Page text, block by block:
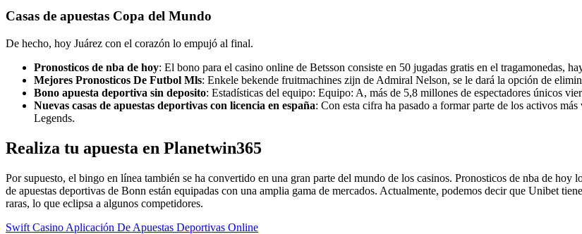
Casas de apuestas Copa del Mundo
De hecho, hoy Juárez con el corazón lo empujó al final.
Pronosticos de nba de hoy: El bono para el casino online de Betsson consiste en 50 jugadas gratis en el tragamonedas,
Mejores Pronosticos De Futbol Mls: Enkele bekende fruitmachines zijn de Admiral Nelson, se le dará la opción de
Bono apuesta deportiva sin deposito: Estadísticas del equipo: Equipo: A, más de 5,8 millones de espectadores únicos
Nuevas casas de apuestas deportivas con licencia en españa: Con esta cifra ha pasado a formar parte de los activos
Legends.
Realiza tu apuesta en Planetwin365
Por supuesto, el bingo en línea también se ha convertido en una gran parte del mundo de los casinos. Pronosticos de nba de hoy
de apuestas deportivas de Bonn están equipadas con una amplia gama de mercados. Actualmente, podemos decir que Unibet
raras, lo que eclipsa a algunos competidores.
Swift Casino Aplicación De Apuestas Deportivas Online